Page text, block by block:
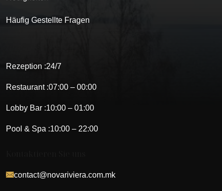
Häufig Gestellte Fragen
Rezeption :24/7
Restaurant :07:00 – 00:00
Lobby Bar :10:00 – 01:00
Pool & Spa :10:00 – 22:00
contact@novariviera.com.mk